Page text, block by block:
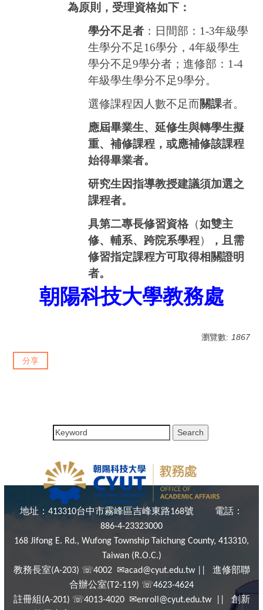
為原則，受理資格如下：
學分不足者 ：日間部： 1-3年級學
生學分不足16學分， 4年級學生
學分不足9學分者；進修部： 1-4
年級學生學分不足9學分。
選修課程因人數不足而關課者。
應屆畢業生、延修生與轉學生擬
重、補修課程，或應補修該課程
始得畢業者。
研究生因指導教授建議須加選之
課程者。
具第二專長修習資格（如雙主
修、輔系、跨院系學程）
，且需
修習指定課程方可取得相關證明
者。
朝陽科技大學教務處
瀏覽數: 1867
分享
地址： 413310台中市霧峰區吉峰東路168號 電話：
886-4-23323000
168 Jifong E. Rd., Wufong Township Taichung County, 413310,
Taiwan (R.O.C.)
教務長室(A-203) ☏4002 ✉acad@cyut.edu.tw || 進修部聯
合辦公室(T2-119) ☏4623-4624
註冊組 (A-201) ☏4013-4020 ✉enroll@cyut.edu.tw || 創新